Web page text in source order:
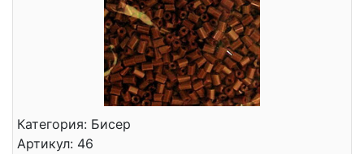
Категория: Бисер
Артикул: 46